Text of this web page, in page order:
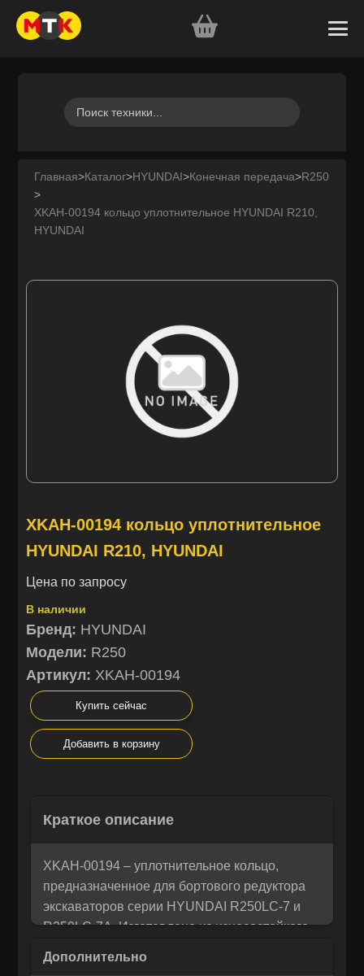
нам!
Мы понимаем, как важно принять правильное решение. Если
напишите нам, и мы с радостью поможем разобраться и
предложим лучшее решение для вас!
Корзина
Рассчитать лизинг:
Главная>Каталог>HYUNDAI>Конечная передача>R250
>
XKAH-00194 кольцо уплотнительное HYUNDAI R210,
HYUNDAI
XKAH-00194 кольцо уплотнительное
HYUNDAI R210, HYUNDAI
Цена по запросу
В наличии
Бренд: HYUNDAI
Модели: R250
Артикул: XKAH-00194
Купить сейчас
Добавить в корзину
Краткое описание
XKAH-00194 – уплотнительное кольцо,
предназначенное для бортового редуктора
экскаваторов серии HYUNDAI R250LC‑7 и
R250LC‑7A. Изготовлено из износостойкого
надёжную герметичность и защищает